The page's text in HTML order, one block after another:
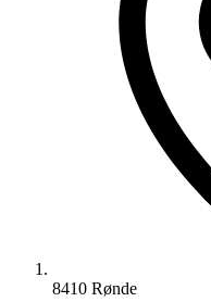
8410 Rønde